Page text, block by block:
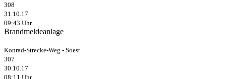
308
31.10.17
09:43 Uhr
Brandmeldeanlage
Konrad-Strecke-Weg - Soest
307
30.10.17
08:11 Uhr